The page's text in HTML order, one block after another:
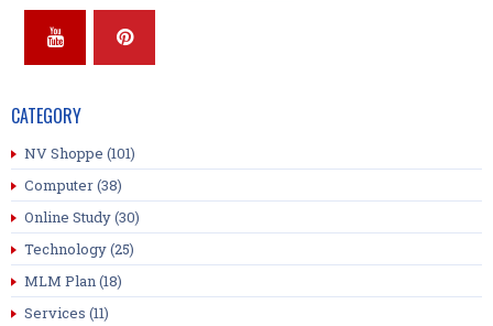
CATEGORY
NV Shoppe (101)
Computer(38)
Online Study(30)
Technology(25)
MLM Plan(18)
Services (11)